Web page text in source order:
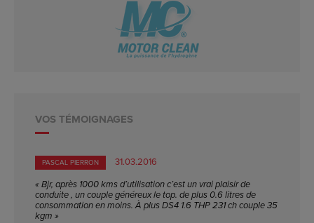
VOS TÉMOIGNAGES
PASCAL PIERRON
31.03.2016
« Bjr, après 1000 kms d’utilisation c’est un vrai plaisir de
conduite , un couple généreux le top. de plus 0.6 litres de
consommation en moins. À plus DS4 1.6 THP 231 ch couple 35
kgm »